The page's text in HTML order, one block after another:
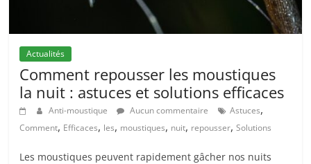
Actualités
Comment repousser les moustiques
la nuit : astuces et solutions efficaces
Anti-moustique Aucun commentaire Astuces,
Comment, Efficaces, les, moustiques, nuit, repousser,Solutions
Les moustiques peuvent rapidement gâcher nos nuits